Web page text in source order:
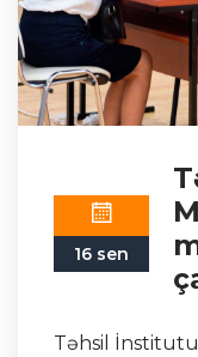
16 sen
Təhsil